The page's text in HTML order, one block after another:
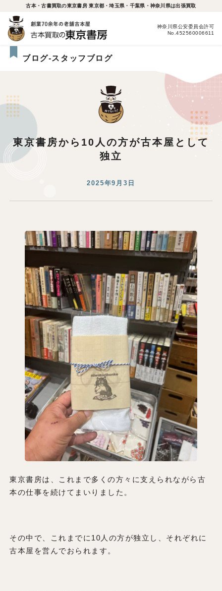
古本・古書買取の東京書房 東京都・埼玉県・千葉県・神奈川県は出張買取
神奈川県公安委員会許可
No.452560006611
ブログ-スタッフブログ
東京書房から10人の方が古本屋として
独立
2025年9月3日
東京書房は、これまで多くの方々に支えられながら古
本の仕事を続けてまいりました。
その中で、これまでに10人の方が独立し、それぞれに
古本屋を営んでおられます。